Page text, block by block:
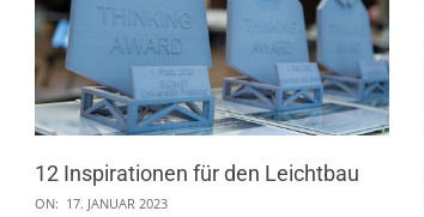
12 Inspirationen für den Leichtbau
2023-
ON: 17. JANUAR 2023